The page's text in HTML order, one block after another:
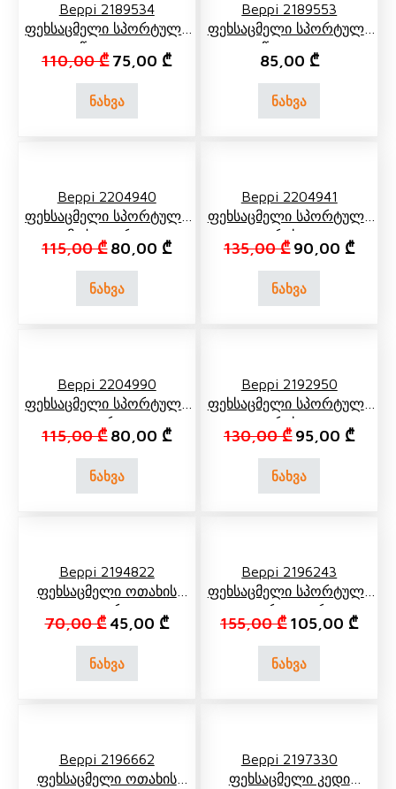
Beppi 2189534
Ფეხსაცმელი Სპორტული
Წითელი
110,00₾ Original price was: 110,00 ₾.
75,00 ₾Current price is: 75,00 ₾.
ნახვა
Beppi 2189553
Ფეხსაცმელი Სპორტული
Წითელი
85,00 ₾
ნახვა
Beppi 2204940
Ფეხსაცმელი Სპორტული
Მუქი Ლურჯი
115,00₾ Original price was: 115,00 ₾.
80,00 ₾Current price is: 80,00 ₾.
ნახვა
Beppi 2204941
Ფეხსაცმელი Სპორტული
Რუხი
135,00₾ Original price
90,00 ₾
ნახვა
Beppi 2204990
Ფეხსაცმელი Სპორტული
Ლურჯი
115,00₾ Original price was: 115,00 ₾.
80,00 ₾Current price is: 80,00 ₾.
ნახვა
Beppi 2192950
Ფეხსაცმელი Სპორტული
Რუხი
130,00₾ Original price
95,00 ₾
ნახვა
Beppi 2194822
Ფეხსაცმელი Ოთახის
Თეთრი
70,00₾ Original price was: 70,00 ₾.
45,00 ₾Current price is: 45,00 ₾.
ნახვა
Beppi 2196243
Ფეხსაცმელი Სპორტული
Თეთრი, Ლურჯი
155,00₾ Original price
105,00 ₾
ნახვა
Beppi 2196662
Ფეხსაცმელი Ოთახის
Beppi 2197330
Ფეხსაცმელი Კედი